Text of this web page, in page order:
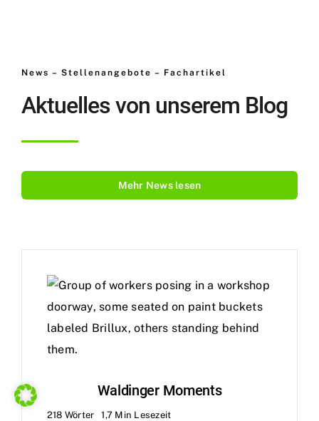
News – Stellenangebote – Fachartikel
Aktuelles von unserem Blog
Mehr News lesen
Waldinger Moments
218 Wörter 1,7 Min Lesezeit